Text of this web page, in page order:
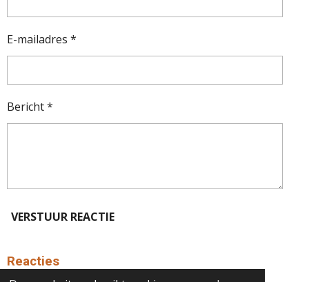
E-mailadres *
Bericht *
VERSTUUR REACTIE
Reacties